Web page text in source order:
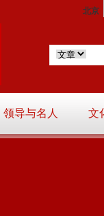
领导与名人 文